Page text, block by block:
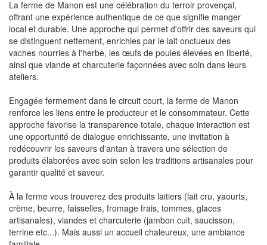
La ferme de Manon est une célébration du terroir provençal,
offrant une expérience authentique de ce que signifie manger
local et durable. Une approche qui permet d'offrir des saveurs qui
se distinguent nettement, enrichies par le lait onctueux des
vaches nourries à l'herbe, les œufs de poules élevées en liberté,
ainsi que viande et charcuterie façonnées avec soin dans leurs
ateliers.
Engagée fermement dans le circuit court, la ferme de Manon
renforce les liens entre le producteur et le consommateur. Cette
approche favorise la transparence totale, chaque interaction est
une opportunité de dialogue enrichissante, une invitation à
redécouvrir les saveurs d'antan à travers une sélection de
produits élaborées avec soin selon les traditions artisanales pour
garantir qualité et saveur.
À la ferme vous trouverez des produits laitiers (lait cru, yaourts,
crème, beurre, faisselles, fromage frais, tommes, glaces
artisanales), viandes et charcuterie (jambon cuit, saucisson,
terrine etc...). Mais aussi un accueil chaleureux, une ambiance